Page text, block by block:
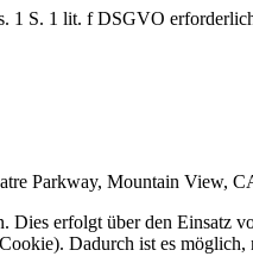
1 S. 1 lit. f DSGVO
Parkway, Mountain View,
Dies erfolgt über den Einsatz
Dadurch ist es